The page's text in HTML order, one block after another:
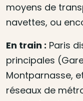
moyens de
navettes, ou
En train : Paris
principales
Montparnasse,
réseaux de